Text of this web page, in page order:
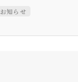
お知らせ